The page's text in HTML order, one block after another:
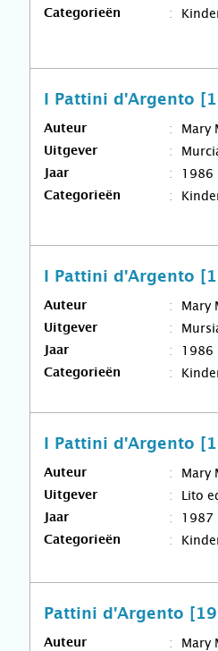
Categorieën
I Pattini d'Argento
Auteur Mary
Uitgever
Jaar 1986
Categorieën
I Pattini d'Argento
Auteur Mary
Uitgever
Jaar 1986
Categorieën
I Pattini d'Argento
Auteur Mary
Uitgever Lito
Jaar 1987
Categorieën
Pattini d'Argento
Auteur Mary